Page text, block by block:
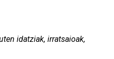
idatziak, irratsaioak,